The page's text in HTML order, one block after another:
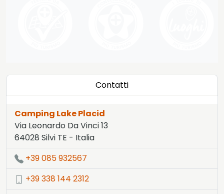
Contatti
Camping Lake Placid
Via Leonardo Da Vinci 13
64028 Silvi TE - Italia
LAT:42.54- LNG:14.13
+39 085 932567
+39 338 144 2312